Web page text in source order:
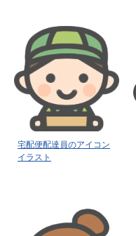
宅配便配達員のアイコン
イラスト